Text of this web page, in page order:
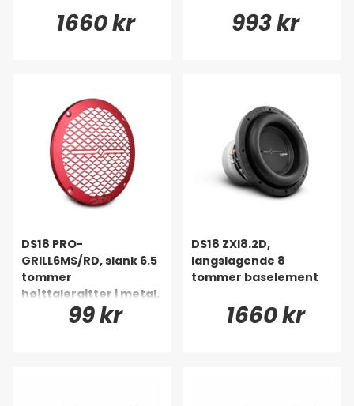
1660 kr 993 kr
DS18 PRO-
GRILL6MS/RD, slank 6.5
tommer
højttalergitter i metal,
99 kr
DS18 ZXI8.2D,
langslagende 8
tommer baselement
1660 kr